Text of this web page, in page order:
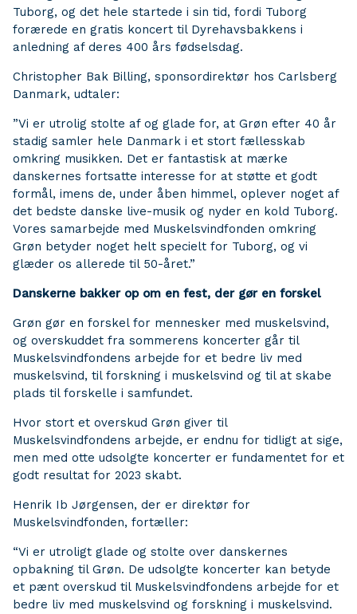
Tuborg, og det hele startede i sin tid, fordi Tuborg
forærede en gratis koncert til Dyrehavsbakkens i
anledning af deres 400 års fødselsdag.
Christopher Bak Billing, sponsordirektør hos Carlsberg
Danmark, udtaler:
”Vi er utrolig stolte af og glade for, at Grøn efter 40 år
stadig samler hele Danmark i et stort fællesskab
omkring musikken. Det er fantastisk at mærke
danskernes fortsatte interesse for at støtte et godt
formål, imens de, under åben himmel, oplever noget af
det bedste danske live-musik og nyder en kold Tuborg.
Vores samarbejde med Muskelsvindfonden omkring
Grøn betyder noget helt specielt for Tuborg, og vi
glæder os allerede til 50-året.”
Danskerne bakker op om en fest, der gør en forskel
Grøn gør en forskel for mennesker med muskelsvind,
og overskuddet fra sommerens koncerter går til
Muskelsvindfondens arbejde for et bedre liv med
muskelsvind, til forskning i muskelsvind og til at skabe
plads til forskelle i samfundet.
Hvor stort et overskud Grøn giver til
Muskelsvindfondens arbejde, er endnu for tidligt at sige,
men med otte udsolgte koncerter er fundamentet for et
godt resultat for 2023 skabt.
Henrik Ib Jørgensen, der er direktør for
Muskelsvindfonden, fortæller:
“Vi er utroligt glade og stolte over danskernes
opbakning til Grøn. De udsolgte koncerter kan betyde
et pænt overskud til Muskelsvindfondens arbejde for et
bedre liv med muskelsvind og forskning i muskelsvind.